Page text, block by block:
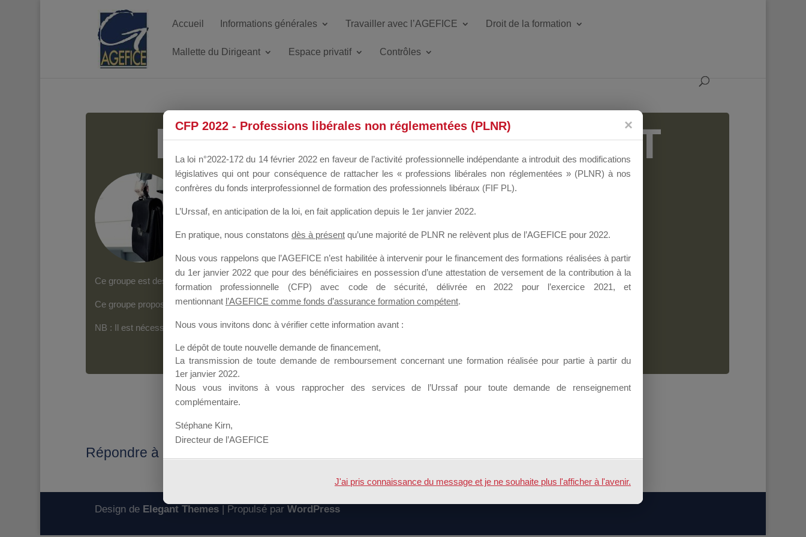
Accueil Informations générales Travailler avec l’AGEFICE Droit de la formation
Mallette du Dirigeant Espace privatif Contrôles
MALLETTE DU DIRIGEANT
Groupe Public il y a un mois
Ce groupe est destiné aux Organismes de Formation qui souhaitent répondre à l’Appel à Propositions Mallette du Dirigeant.
Ce groupe propose un forum dédié au support sur lequel il est possible de laisser un message ou poser une question.
NB : Il est nécessaire d’êtreinscrit(e)pour pouvoir rejoindre ce groupe
Répondre à : MDD 2021
Design de Elegant Themes| Propulsé par WordPress
CFP 2022 - Professions libérales non réglementées (PLNR)
La loi n°2022-172 du 14 février 2022 en faveur de l’activité professionnelle indépendante a introduit des modifications
législatives qui ont pour conséquence de rattacher les « professions libérales non réglementées » (PLNR) à nos
confrères du fonds interprofessionnel de formation des professionnels libéraux (FIF PL).
L’Urssaf, en anticipation de la loi, en fait application depuis le 1er janvier 2022.
En pratique, nous constatons dès à présent qu’une majorité de PLNR ne relèvent plus de l’AGEFICE pour 2022.
Nous vous rappelons que l’AGEFICE n’est habilitée à intervenir pour le financement des formations réalisées à partir
du 1er janvier 2022 que pour des bénéficiaires en possession d’une attestation de versement de la contribution à la
formation professionnelle (CFP) avec code de sécurité, délivrée en 2022 pour l’exercice 2021, et
mentionnant l’AGEFICE comme fonds d’assurance formation compétent.
Nous vous invitons donc à vérifier cette information avant :
Le dépôt de toute nouvelle demande de financement,
La transmission de toute demande de remboursement concernant une formation réalisée pour partie à partir du
1er janvier 2022.
Nous vous invitons à vous rapprocher des services de l’Urssaf pour toute demande de renseignement
complémentaire.
Stéphane Kirn,
Directeur de l’AGEFICE
J'ai pris connaissance du message et je ne souhaite plus l'afficher à l'avenir.